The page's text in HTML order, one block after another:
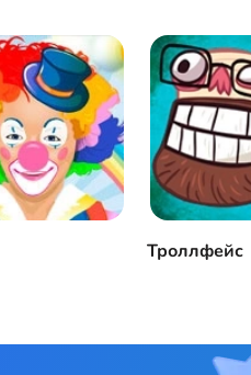
Троллфейс